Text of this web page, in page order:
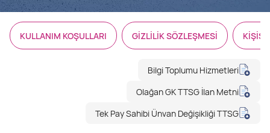
KULLANIM KOŞULLARI GİZLİLİK SÖZLEŞMESİ
Bilgi Toplumu Hizmetleri
Olağan GK TTSG İlan Metni
Tek Pay Sahibi Ünvan Değişikliği TTSG